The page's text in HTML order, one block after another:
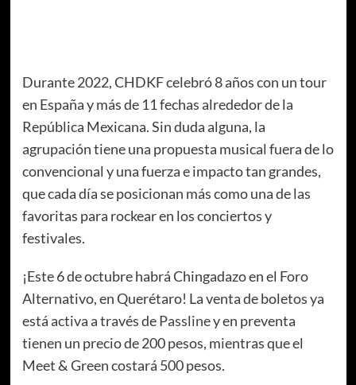
Durante 2022, CHDKF celebró 8 años con un tour
en España y más de 11 fechas alrededor de la
República Mexicana. Sin duda alguna, la
agrupación tiene una propuesta musical fuera de lo
convencional y una fuerza e impacto tan grandes,
que cada día se posicionan más como una de las
favoritas para rockear en los conciertos y
festivales.
¡Este 6 de octubre habrá Chingadazo en el Foro
Alternativo, en Querétaro! La venta de boletos ya
está activa a través dePassliney en preventa
tienen un precio de 200 pesos, mientras que el
Meet & Green costará 500 pesos.